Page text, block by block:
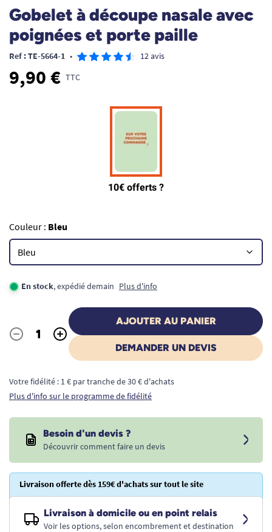
Gobelet à découpe nasale avec
poignées et porte paille
Ref : TE-5664-1 • 12 avis
9,90 € TTC
Couleur : Bleu
En stock, expédié demain Plus d'info
Quantité
- +
AJOUTER AU PANIER
DEMANDER UN DEVIS
Votre fidélité : 1 € par tranche de 30 € d'achats
Plus d'info sur le programme de fidélité
Besoin d'un devis ?
Découvrir comment faire un devis
Livraison offerte dès 159€ d'achats sur tout le site
Livraison à domicile ou en point relais
Voir les options, selon encombrement et destination